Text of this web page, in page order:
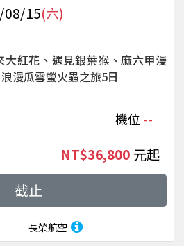
08/15(六)
大紅花、遇見銀葉猴、麻六甲漫
漫瓜雪螢火蟲之旅5日
機位 --
長榮航空
NT$36,800 起
截止